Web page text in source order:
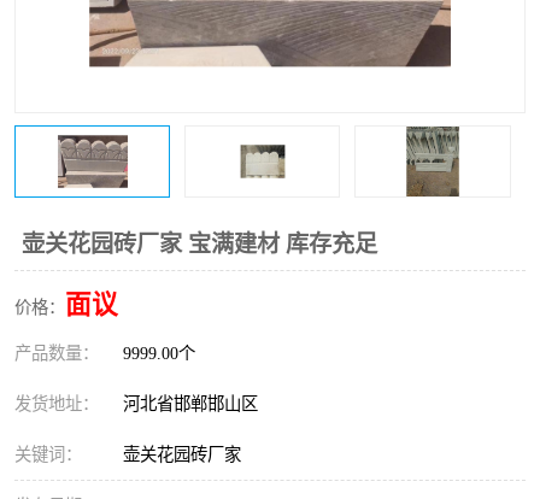
壶关花园砖厂家 宝满建材 库存充足
价格： 面议
产品数量： 9999.00个
发货地址： 河北省邯郸邯山区
关键词： 壶关花园砖厂家